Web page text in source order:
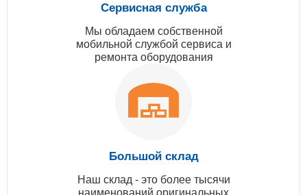
Сервисная служба
Мы обладаем собственной
мобильной службой сервиса и
ремонта оборудования
Большой склад
Наш склад - это более тысячи
наименований оригинальных